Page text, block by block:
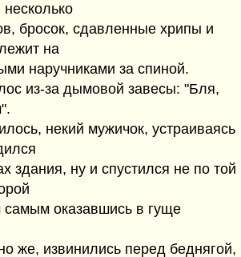
бросок, сдавленные хрипы и
на
наручниками за спиной.
из-за дымовой завесы: "Бля,
некий мужичок, устраиваясь
здания, ну и спустился не по той
самым оказавшись в гуще
же, извинились перед беднягой,